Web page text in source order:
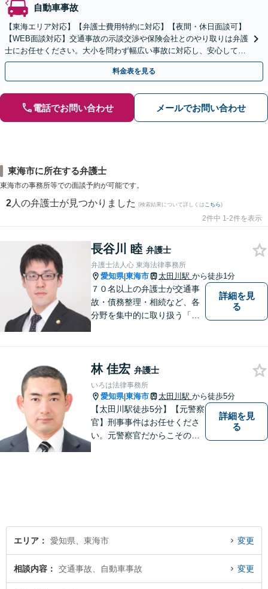
自動車事故
【東海エリア対応】【弁護士費用特約に対応】【夜間・休日面談可】
【WEB面談対応】交通事故の示談交渉や保険会社とのやり取りは弁護
士にお任せください。大小を問わず幅広い事故に対応し、安心して治
療に専念できるようサポートいたします。
料金表を見る
電話でお問い合わせ メールでお問い合わせ
東海市に所在する弁護士
東海市の事務所等での面談予約が可能です。
2 人の弁護士が見つかりました (検索結果について詳しくは こちら)
2件中 1-2件を表示
長谷川 睦 弁護士
弁護士法人心 東海法律事務所
愛知県|東海市 太田川駅 から徒歩1分
７０名以上の弁護士が交通事
故・債務整理・相続など、各
分野を集中的に取り扱う「分
できるよう努めております。
詳細を見
る
林 佳宏 弁護士
いろは法律事務所
愛知県|東海市 太田川駅 から徒歩5分
【太田川駅徒歩5分】【元警察
官】刑事事件はお任せくださ
い。元警察官だからこその視
詳細を見
る
エリア 愛知県、東海市 変更
相談内容 交通事故、自動車事故 変更